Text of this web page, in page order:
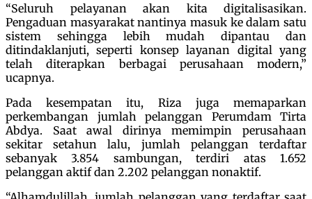
“Seluruh pelayanan akan kita digitalisasikan.
Pengaduan masyarakat nantinya masuk ke dalam satu
sistem sehingga lebih mudah dipantau dan
ditindaklanjuti, seperti konsep layanan digital yang
telah diterapkan berbagai perusahaan modern,”
ucapnya.
Pada kesempatan itu, Riza juga memaparkan
perkembangan jumlah pelanggan Perumdam Tirta
Abdya. Saat awal dirinya memimpin perusahaan
sekitar setahun lalu, jumlah pelanggan terdaftar
sebanyak 3.854 sambungan, terdiri atas 1.652
pelanggan aktif dan 2.202 pelanggan nonaktif.